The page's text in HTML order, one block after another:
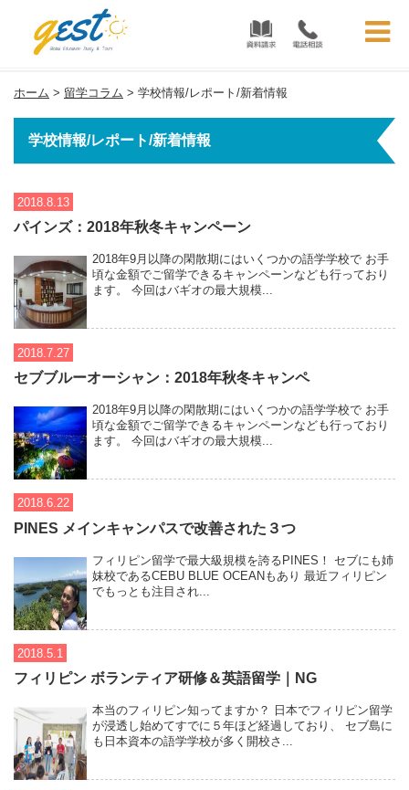
フィリピン留学・セブ留学を安心・格安サポート | フィリピン留学GEST
ホーム > 留学コラム > 学校情報/レポート/新着情報
学校情報/レポート/新着情報
2018.8.13
パインズ：2018年秋冬キャンペーン
2018年9月以降の閑散期にはいくつかの語学学校で お手
頃な金額でご留学できるキャンペーンなども行っており
ます。 今回はバギオの最大規模...
2018.7.27
セブブルーオーシャン：2018年秋冬キャンペ
2018年9月以降の閑散期にはいくつかの語学学校で お手
頃な金額でご留学できるキャンペーンなども行っており
ます。 今回はバギオの最大規模...
2018.6.22
PINES メインキャンパスで改善された３つ
フィリピン留学で最大級規模を誇るPINES！ セブにも姉
妹校であるCEBU BLUE OCEANもあり 最近フィリピン
でもっとも注目され...
2018.5.1
フィリピン ボランティア研修＆英語留学｜NG
本当のフィリピン知ってますか？ 日本でフィリピン留学
が浸透し始めてすでに５年ほど経過しており、 セブ島に
も日本資本の語学学校が多く開校さ...